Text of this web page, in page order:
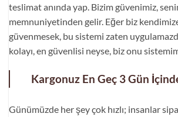
teslimat anında yap. Bizim güvenimiz,
memnuniyetinden gelir. Eğer biz
güvenmesek, bu sistemi zaten
kolayı, en güvenlisi neyse, biz onu
Kargonuz En Geç 3 Gün
Günümüzde her şey çok hızlı; insanlar